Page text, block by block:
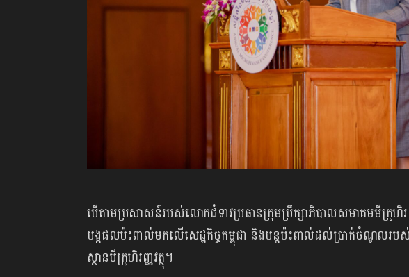
បើតាមប្រសាសន៍របស់លោកជំទាវប្រធានក្រុមប្រឹក្សាភិបាលសមាគមមីក្រូហិ
បង្កផលប៉ះពាល់មកលើសេដ្ឋកិច្ច​កម្ពុជា និងបន្តប៉ះពាល់ដល់ប្រាក់​ចំណូល​រ
ស្ថានមីក្រូ​ហិរញ្ញវត្ថុ។